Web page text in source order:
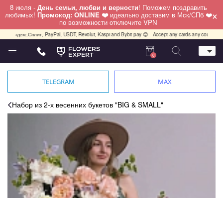
8 июля - День семьи, любви и верности! Поможем поздравить
любимых! Промокод: ONLINE ❤️ идеально доставим в Мск/СПб ❤️
по возможности отключите VPN ×
PayPal, USDT, Revolut, Kaspi and Bybit pay 😊 Accept any cards any country,
Телефон
+7 (812) 425 36 05
Санкт-Петербург,
Лизы Чайкиной 25
работаем круглосуточно
0
TELEGRAM MAX
Набор из 2-х весенних букетов "BIG & SMALL"